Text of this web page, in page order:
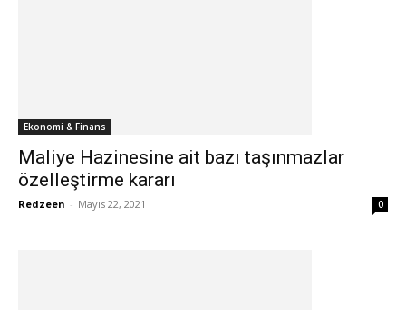
Ekonomi & Finans
Maliye Hazinesine ait bazı taşınmazlar
özelleştirme kararı
Redzeen - Mayıs 22, 2021 0